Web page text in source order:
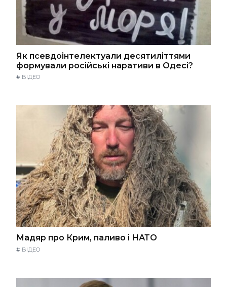
Як псевдоінтелектуали десятиліттями
формували російські наративи в Одесі?
# ВІДЕО
Мадяр про Крим, паливо і НАТО
# ВІДЕО